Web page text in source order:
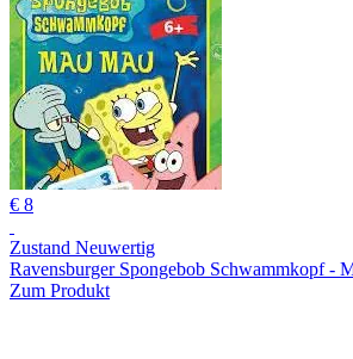
€ 8
Zustand Neuwertig
Ravensburger Spongebob Schwammkopf -
Zum Produkt